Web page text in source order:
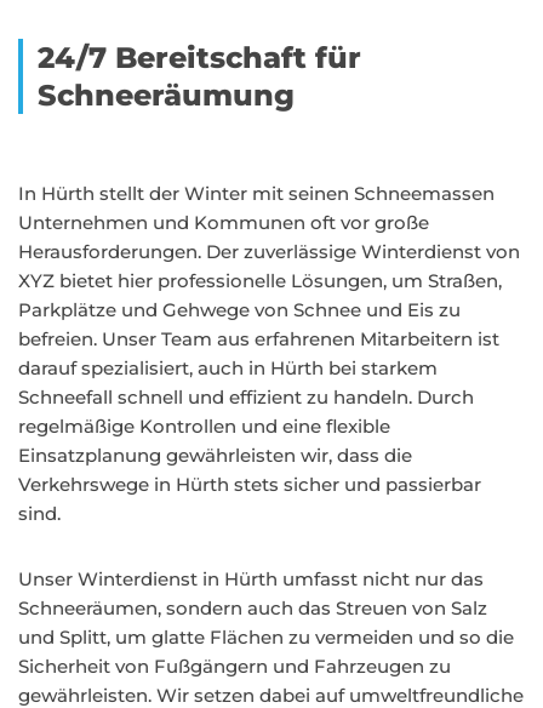
24/7 Bereitschaft für
Schneeräumung
In Hürth stellt der Winter mit seinen Schneemassen
Unternehmen und Kommunen oft vor große
Herausforderungen. Der zuverlässige Winterdienst von
XYZ bietet hier professionelle Lösungen, um Straßen,
Parkplätze und Gehwege von Schnee und Eis zu
befreien. Unser Team aus erfahrenen Mitarbeitern ist
darauf spezialisiert, auch in Hürth bei starkem
Schneefall schnell und effizient zu handeln. Durch
regelmäßige Kontrollen und eine flexible
Einsatzplanung gewährleisten wir, dass die
Verkehrswege in Hürth stets sicher und passierbar
sind.
Unser Winterdienst in Hürth umfasst nicht nur das
Schneeräumen, sondern auch das Streuen von Salz
und Splitt, um glatte Flächen zu vermeiden und so die
Sicherheit von Fußgängern und Fahrzeugen zu
gewährleisten. Wir setzen dabei auf umweltfreundliche